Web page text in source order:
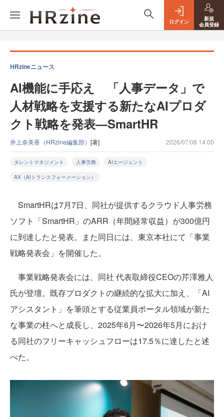
ログイン
新規
会員登録
HRzineニュース
AI機能に手応え 「人事データ」で
人材戦略を支援する新たなAIプロダ
クト戦略を発表—SmartHR
井上奈美香（HRzine編集部） [著] 2026/07/08 14:00
タレントマネジメント 人事労務 AIエージェント
AX（AIトランスフォーメーション）
SmartHRは7月7日、同社が提供するクラウド人事労務
ソフト「SmartHR」のARR（年間経常収益）が300億円
に到達したと発表。また同日には、東京本社にて「事業
戦略発表会」を開催した。
事業戦略発表会には、同社 代表取締役CEOの芹澤雅人
氏が登壇。既存プロダクトの継続的な拡大に加え、「AI
アシスタント」を筆頭とする従業員ポータル領域が新た
な事業の柱へと成長し、2025年6月〜2026年5月におけ
る同社のフリーキャッシュフローは17.5％に達したと述
べた。